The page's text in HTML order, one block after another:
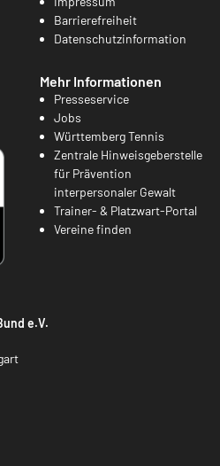
Barrierefreiheit
Datenschutzinformation
Mehr Informationen
Presseservice
Jobs
Württemberg Tennis
Zentrale Hinweisgeberstelle
für Prävention
interpersonaler Gewalt
Trainer- & Platzwart-Portal
Vereine finden
e.V.